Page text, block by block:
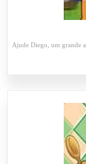
Ajude Diego, um grande